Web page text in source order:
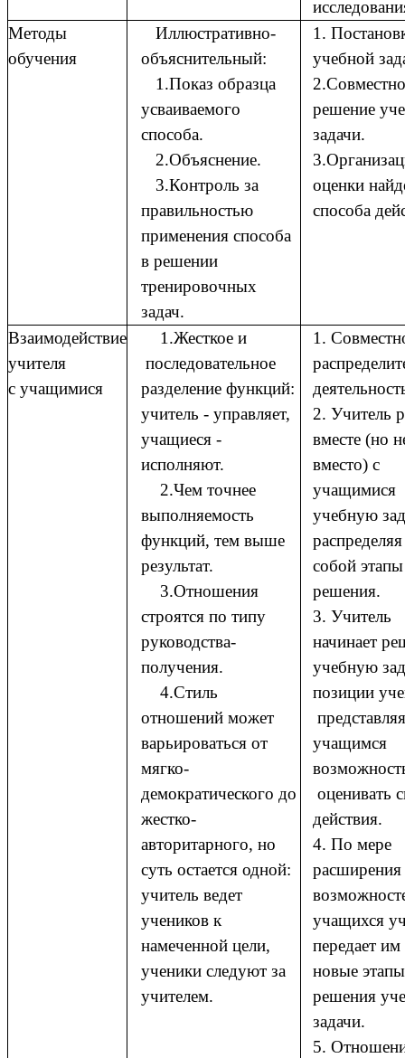
Методы
обучения
Иллюстративно-
объяснительный:
1.Показ образца
усваиваемого
способа.
2.Объяснение.
3.Контроль за
правильностью
применения способа
в решении
тренировочных
задач.
1.
учебной
решение
задачи.
оценки
способа
Взаимодействие
учителя
с учащимися
1.Жесткое и
последовательное
разделение функций:
учитель - управляет,
учащиеся -
исполняют.
2.Чем точнее
выполняемость
функций, тем выше
результат.
3.Отношения
строятся по типу
руководства-
получения.
4.Стиль
отношений может
варьироваться от
мягко-
демократического до
жестко-
авторитарного, но
суть остается одной:
учитель ведет
учеников к
намеченной цели,
ученики следуют за
учителем.
1.
2. Учитель
вместе (но
вместо) с
учащимися
учебную
собой этапы
решения.
3. Учитель
начинает
учебную
позиции
представляя
учащимся
оценивать
действия.
4. По мере
расширения
учащихся
передает
новые этапы
решения
задачи.
5.